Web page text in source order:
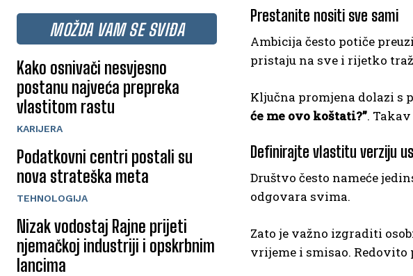
MOŽDA VAM SE SVIĐA
Kako osnivači nesvjesno
postanu najveća prepreka
vlastitom rastu
KARIJERA
Podatkovni centri postali su
nova strateška meta
TEHNOLOGIJA
Nizak vodostaj Rajne prijeti
njemačkoj industriji i opskrbnim
lancima
Prestanite nositi sve sami
Ambicija često potiče
pristaju na sve i rijetko
Ključna promjena dolazi s
će me ovo koštati?”.
Definirajte vlastitu verziju
Društvo često nameće
odgovara svima.
Zato je važno izgraditi
vrijeme i smisao.